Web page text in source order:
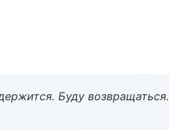
Буду возвращаться.